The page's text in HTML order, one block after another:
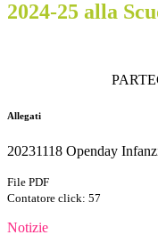
2024-25 alla
Allegati
20231118 Openday
File PDF
Contatore click: 57
Notizie